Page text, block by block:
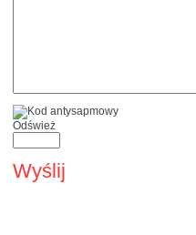
Odśwież
Wyślij